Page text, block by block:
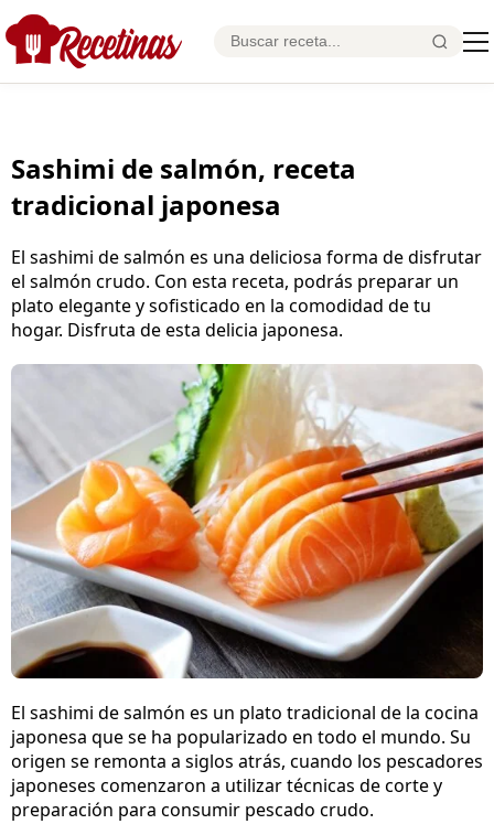
Sashimi de salmón, receta
tradicional japonesa
El sashimi de salmón es una deliciosa forma de disfrutar
el salmón crudo. Con esta receta, podrás preparar un
plato elegante y sofisticado en la comodidad de tu
hogar. Disfruta de esta delicia japonesa.
El sashimi de salmón es un plato tradicional de la cocina
japonesa que se ha popularizado en todo el mundo. Su
origen se remonta a siglos atrás, cuando los pescadores
japoneses comenzaron a utilizar técnicas de corte y
preparación para consumir pescado crudo.